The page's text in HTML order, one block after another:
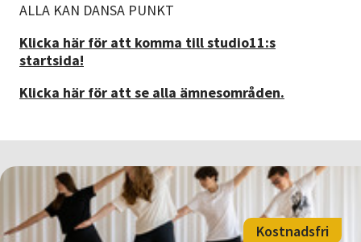
ALLA KAN DANSA PUNKT
Klicka här för att komma till studio11:s
startsida!
Klicka här för att se alla ämnesområden.
Kostnadsfri